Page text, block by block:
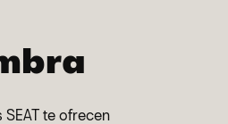
te ofrecen